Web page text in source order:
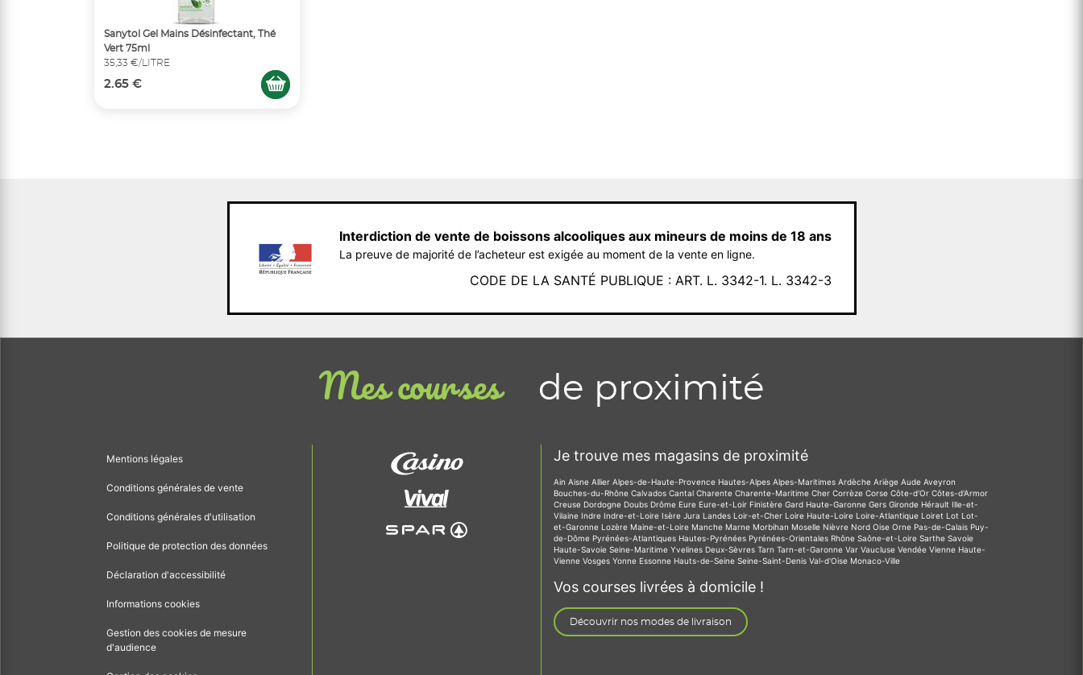
Sanytol Gel Mains Désinfectant, Thé
Vert 75ml
35,33 €/LITRE
2.65 €
Interdiction de vente de boissons alcooliques aux mineurs de moins de 18 ans
La preuve de majorité de l’acheteur est exigée au moment de la vente en ligne.
CODE DE LA SANTÉ PUBLIQUE : ART. L. 3342-1. L. 3342-3
Mes courses de proximité
Mentions légales
Conditions générales de vente
Conditions générales d'utilisation
Politique de protection des données
Déclaration d'accessibilité
Informations cookies
Gestion des cookies de mesure
d'audience
Je trouve mes magasins de proximité
Ain Aisne Allier Alpes-de-Haute-Provence Hautes-Alpes Alpes-Maritimes Ardèche Ariège Aude Aveyron
Bouches-du-Rhône Calvados Cantal Charente Charente-Maritime Cher Corrèze Corse Côte-d'Or Côtes-d'Armor
Creuse Dordogne Doubs Drôme Eure Eure-et-Loir Finistère Gard Haute-Garonne Gers Gironde Hérault Ille-et-
Vilaine Indre Indre-et-Loire Isère Jura Landes Loir-et-Cher Loire Haute-Loire Loire-Atlantique Loiret Lot Lot-
et-Garonne Lozère Maine-et-Loire Manche Marne Morbihan Moselle Nièvre Nord Oise Orne Pas-de-Calais Puy-
de-Dôme Pyrénées-Atlantiques Hautes-Pyrénées Pyrénées-Orientales Rhône Saône-et-Loire Sarthe Savoie
Haute-Savoie Seine-Maritime Yvelines Deux-Sèvres Tarn Tarn-et-Garonne Var Vaucluse Vendée Vienne Haute-
Vienne Vosges Yonne Essonne Hauts-de-Seine Seine-Saint-Denis Val-d'Oise Monaco-Ville
Vos courses livrées à domicile !
Découvrir nos modes de livraison